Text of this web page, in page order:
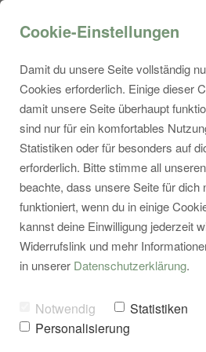
beginnt für
Verstehen.
Nicht mit Diagnosen.
Bewertungen. Sondern
Cookie-Einstellungen
Damit du unsere Seite vollständig
Cookies erforderlich. Einige dieser
damit unsere Seite überhaupt
sind nur für ein komfortables
Statistiken oder für besonders auf
erforderlich. Bitte stimme all
beachte, dass unsere Seite für dich
funktioniert, wenn du in einige
kannst deine Einwilligung jederzeit
Widerrufslink und mehr
in unserer Datenschutzerklärung.
Notwendig Statistiken
Personalisierung